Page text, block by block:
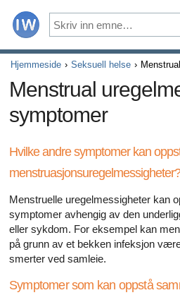
Sykdommer
Symptomer
Legemidler og kosttilskudd
Alle artikler om hvordan
Alle artikler om depresjon og
Alle artikler om erektil
Alle artikler om relasjoner og
Hjemmeside Seksuell helse
Menstrual
symptomer
Hvilke andre symptomer kan
menstruasjonsuregelmessigheter?
Menstruelle uregelmessigheter kan
symptomer avhengig av den
eller sykdom. For eksempel kan
på grunn av et bekken infeksjon
smerter ved samleie.
Symptomer som kan oppstå